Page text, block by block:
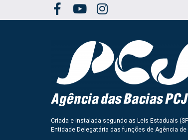
Criada e instalada segundo as Leis Estaduais
Entidade Delegatária das funções de Agência